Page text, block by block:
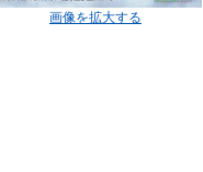
画像を拡大する